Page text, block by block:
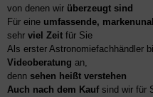
von denen wir überzeugt sind
Für eine umfassende,
sehr viel Zeit für Sie
Als erster Astronomiefachhändler
Videoberatung an,
denn sehen heißt verstehen
Auch nach dem Kaufsind wir für